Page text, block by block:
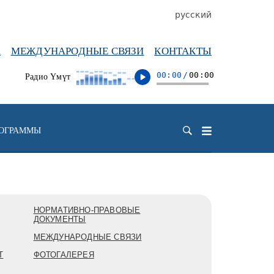
МЕЖДУНАРОДНЫЕ СВЯЗИ КОНТАКТЫ
Радио Үмүт 00:00 / 00:00
русский
НОРМАТИВНО-ПРАВОВЫЕ
ДОКУМЕНТЫ
МЕЖДУНАРОДНЫЕ СВЯЗИ
ФОТОГАЛЕРЕЯ